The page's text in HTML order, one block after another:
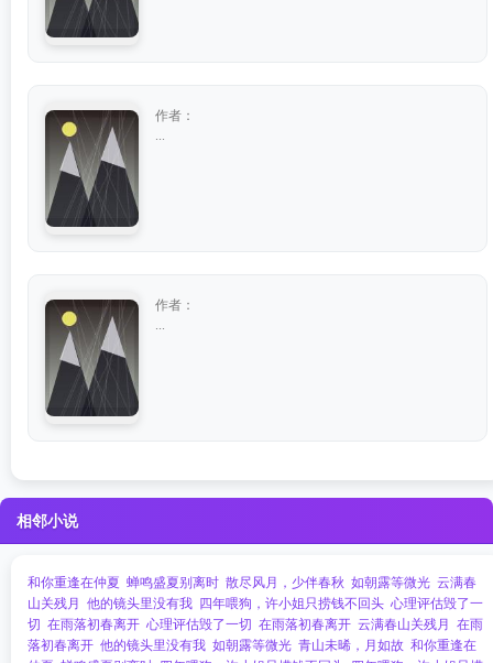
作者：
作者：
相邻小说
和你重逢在仲夏 蝉鸣盛夏别离时 散尽风月，少伴春秋 如朝露等微光 云满春
山关残月 他的镜头里没有我 四年喂狗，许小姐只捞钱不回头 心理评估毁了一
切 在雨落初春离开 心理评估毁了一切 在雨落初春离开 云满春山关残月 在雨
落初春离开 他的镜头里没有我 如朝露等微光 青山未晞，月如故 和你重逢在